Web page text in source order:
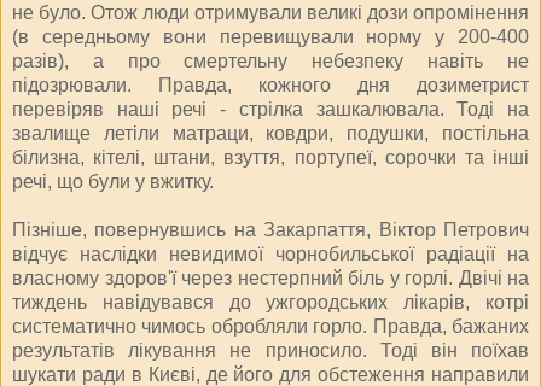
не було. Отож люди отримували великі дози опромінення
(в середньому вони перевищували норму у 200-400
разів), а про смертельну небезпеку навіть не
підозрювали. Правда, кожного дня дозиметрист
перевіряв наші речі - стрілка зашкалювала. Тоді на
звалище летіли матраци, ковдри, подушки, постільна
білизна, кітелі, штани, взуття, портупеї, сорочки та інші
речі, що були у вжитку.
Пізніше, повернувшись на Закарпаття, Віктор Петрович
відчує наслідки невидимої чорнобильської радіації на
власному здоров'ї через нестерпний біль у горлі. Двічі на
тиждень навідувався до ужгородських лікарів, котрі
систематично чимось обробляли горло. Правда, бажаних
результатів лікування не приносило. Тоді він поїхав
шукати ради в Києві, де його для обстеження направили